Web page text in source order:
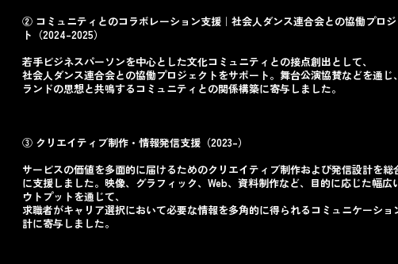
② コミュニティとのコラボレーション支援｜社会人ダンス連合会との協働プロジ
ト（2024–2025）
若手ビジネスパーソンを中心とした文化コミュニティとの接点創出として、
社会人ダンス連合会との協働プロジェクトをサポート。舞台公演協賛などを通じ
ランドの思想と共鳴するコミュニティとの関係構築に寄与しました。
③ クリエイティブ制作・情報発信支援（2023–）
サービスの価値を多面的に届けるためのクリエイティブ制作および発信設計を総
に支援しました。映像、グラフィック、Web、資料制作など、目的に応じた幅広
ウトプットを通じて、
求職者がキャリア選択において必要な情報を多角的に得られるコミュニケーショ
計に寄与しました。